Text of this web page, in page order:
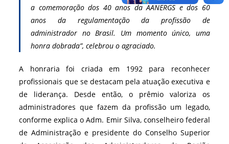
a comemoração dos 40 anos da AANERGS e dos 60
anos da regulamentação da profissão de
administrador no Brasil. Um momento único, uma
honra dobrada”, celebrou o agraciado.
A honraria foi criada em 1992 para reconhecer
profissionais que se destacam pela atuação executiva e
de liderança. Desde então, o prêmio valoriza os
administradores que fazem da profissão um legado,
conforme explica o Adm. Emir Silva, conselheiro federal
de Administração e presidente do Conselho Superior